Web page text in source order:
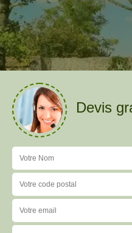
Devis